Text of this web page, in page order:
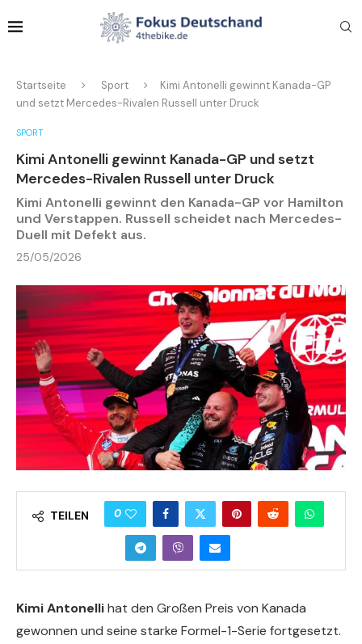
Startseite Sport
Kimi Antonelli gewinnt Kanada-GP
und setzt Mercedes-Rivalen Russell unter Druck
SPORT
Kimi Antonelli gewinnt Kanada-GP und setzt
Mercedes-Rivalen Russell unter Druck
Kimi Antonelli gewinnt den Kanada-GP vor Hamilton
und Verstappen. Russell scheidet nach Mercedes-
Duell mit Defekt aus.
25/05/2026
TEILEN 0
Kimi Antonellihat den Großen Preis von Kanada
gewonnen und seine starke Formel-1-Serie fortgesetzt.